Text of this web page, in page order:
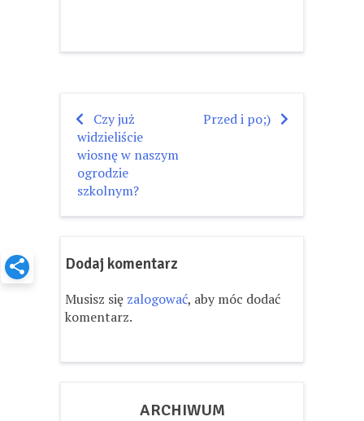
Nawigacja
wpisu
Czy już
widzieliście
wiosnę w naszym
ogrodzie
szkolnym?
Przed i po;)
Dodaj komentarz
Musisz się zalogować, aby móc dodać
komentarz.
ARCHIWUM